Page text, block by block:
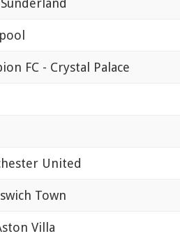
FC - Crystal Palace
United
Town
Villa